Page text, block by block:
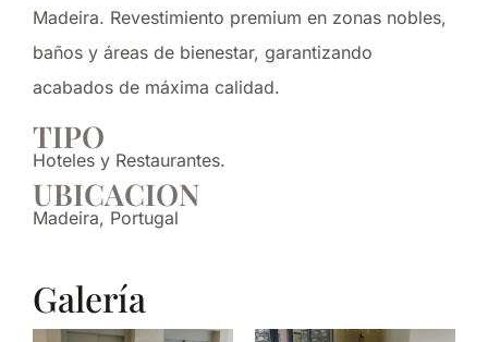
Madeira. Revestimiento premium en zonas nobles,
baños y áreas de bienestar, garantizando
acabados de máxima calidad.
TIPO
Hoteles y Restaurantes.
UBICACION
Madeira, Portugal
Galería